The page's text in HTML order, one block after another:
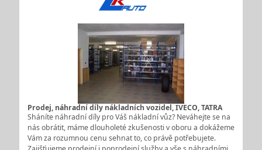
Prodej, náhradní díly nákladních vozidel, IVECO, TATRA
Sháníte náhradní díly pro Váš nákladní vůz? Neváhejte se na
nás obrátit, máme dlouholeté zkušenosti v oboru a dokážeme
Vám za rozumnou cenu sehnat to, co právě potřebujete.